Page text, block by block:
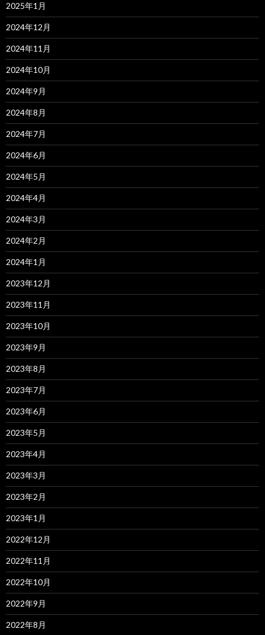
2025年1月
2024年12月
2024年11月
2024年10月
2024年9月
2024年8月
2024年7月
2024年6月
2024年5月
2024年4月
2024年3月
2024年2月
2024年1月
2023年12月
2023年11月
2023年10月
2023年9月
2023年8月
2023年7月
2023年6月
2023年5月
2023年4月
2023年3月
2023年2月
2023年1月
2022年12月
2022年11月
2022年10月
2022年9月
2022年8月